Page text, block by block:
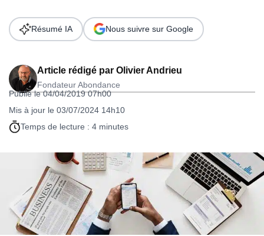
Article rédigé par Olivier Andrieu
Fondateur Abondance
Publié le 04/04/2019 07h00
Mis à jour le 03/07/2024 14h10
Temps de lecture : 4 minutes
Résumé IA Nous suivre sur Google